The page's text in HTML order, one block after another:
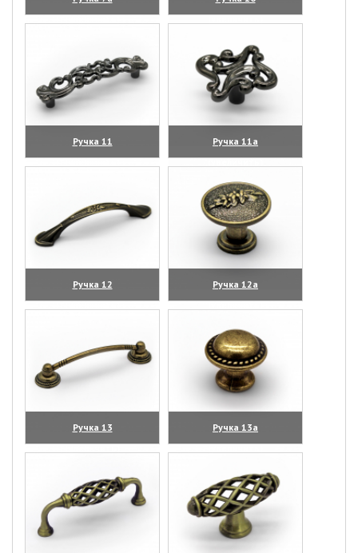
(увеличить)
(увеличить)
Ручка 11
(увеличить)
Ручка 11а
(увеличить)
Ручка 12
(увеличить)
Ручка 12а
(увеличить)
Ручка 13
(увеличить)
Ручка 13а
(увеличить)